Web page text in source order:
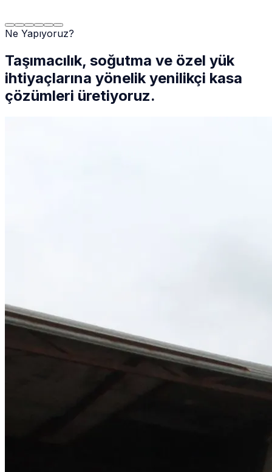
Ne Yapıyoruz?
Taşımacılık, soğutma ve özel yük
ihtiyaçlarına yönelik yenilikçi kasa
çözümleri üretiyoruz.